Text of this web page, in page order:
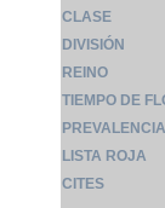
CLASE
DIVISIÓN
REINO
TIEMPO DE
PREVALENCIA
LISTA ROJA
CITES